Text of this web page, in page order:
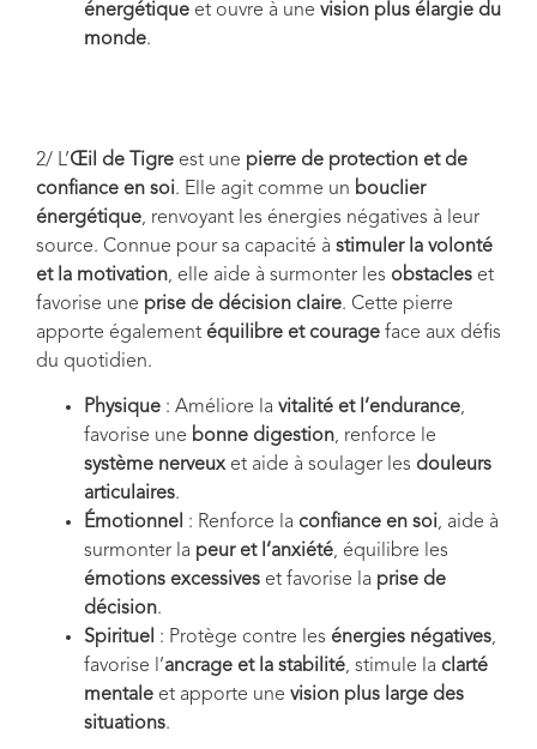
énergétique et ouvre à une vision plus élargie du
monde.
2/ L’Œil de Tigre est une pierre de protection et de
confiance en soi. Elle agit comme un bouclier
énergétique, renvoyant les énergies négatives à leur
source. Connue pour sa capacité à stimuler la volonté
et la motivation, elle aide à surmonter les obstacles et
favorise une prise de décision claire. Cette pierre
apporte également équilibre et courage face aux défis
du quotidien.
Physique : Améliore la vitalité et l’endurance,
favorise une bonne digestion, renforce le
système nerveuxet aide à soulager les douleurs
articulaires.
Émotionnel : Renforce la confiance en soi, aide à
surmonter la peur et l’anxiété, équilibre les
émotions excessives et favorise la prise de
décision.
Spirituel : Protège contre les énergies négatives,
favorise l’ancrage et la stabilité, stimule la clarté
mentale et apporte une vision plus large des
situations.